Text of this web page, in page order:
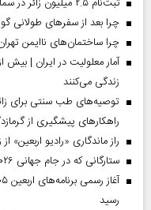
چرا بعد از سفرهای طولانی
چرا ساختمان‌های ناایمن
زندگی می‌کنند
توصیه‌های طب سنتی برای
راهکارهای پیشگیری از
راز ماندگاری «رادیو
ستارگانی که در جام جهانی ۲۰۲۶ بازی نکردند
رسید